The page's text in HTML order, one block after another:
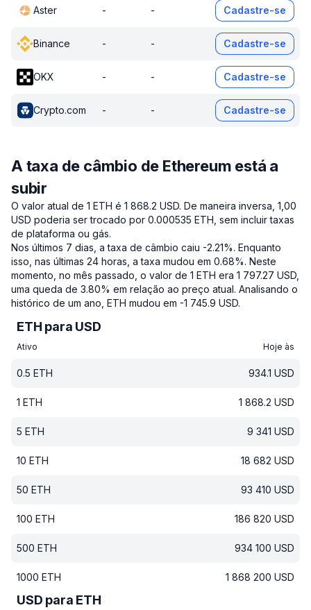
Aster - - Cadastre-se
Binance - - Cadastre-se
OKX - - Cadastre-se
Crypto.com - - Cadastre-se
A taxa de câmbio de Ethereum está a
subir
O valor atual de 1 ETH é 1 868.2 USD. De maneira inversa, 1,00
USD poderia ser trocado por 0.000535 ETH, sem incluir taxas
de plataforma ou gás.
Nos últimos 7 dias, a taxa de câmbio caiu -2.21%. Enquanto
isso, nas últimas 24 horas, a taxa mudou em 0.68%. Neste
momento, no mês passado, o valor de 1 ETH era 1 797.27 USD,
uma queda de 3.80% em relação ao preço atual. Analisando o
histórico de um ano, ETH mudou em -1 745.9 USD.
ETH para USD
Ativo Hoje às
0.5 ETH 934.1 USD
1 ETH 1 868.2 USD
5 ETH 9 341 USD
10 ETH 18 682 USD
50 ETH 93 410 USD
100 ETH 186 820 USD
500 ETH 934 100 USD
1000 ETH 1 868 200 USD
USD para ETH